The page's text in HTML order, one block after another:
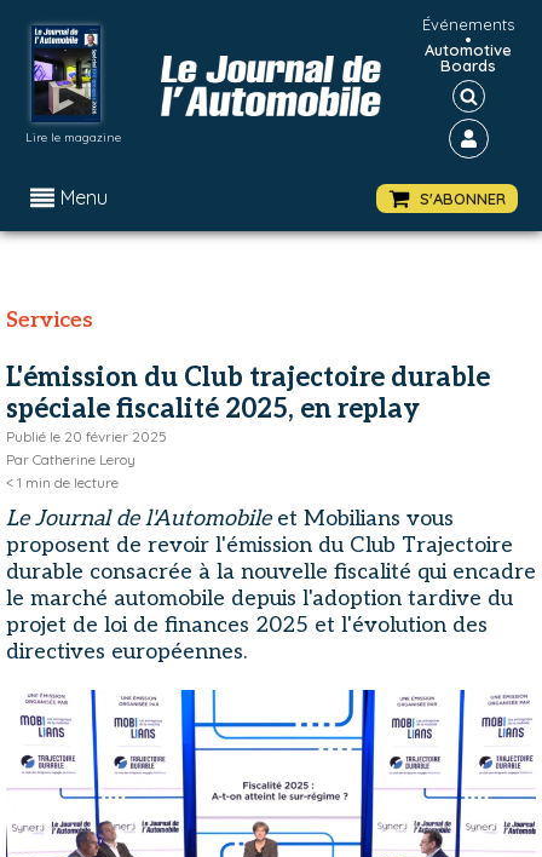
Lire le magazine
Événements
•
Automotive
Boards
Menu S'ABONNER
Services
L'émission du Club trajectoire durable
spéciale fiscalité 2025, en replay
Publié le 20 février 2025
Par Catherine Leroy
< 1 min de lecture
Le Journal de l'Automobileet Mobilians vous
proposent de revoir l'émission du Club Trajectoire
durable consacrée à la nouvelle fiscalité qui encadre
le marché automobile depuis l'adoption tardive du
projet de loi de finances 2025 et l'évolution des
directives européennes.